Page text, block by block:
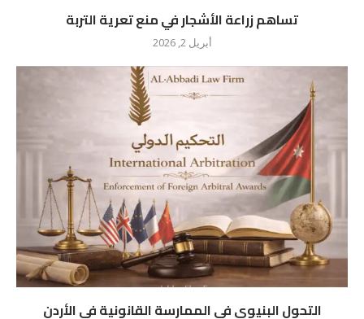
تساهم زراعة الأشجار في منع تعرية التربة
أبريل 2, 2026
التحول البنيوي في الممارسة القانونية في الأردن